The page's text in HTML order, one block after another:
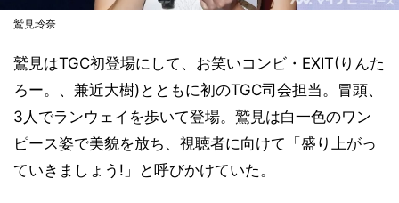
鷲見玲奈
鷲見はTGC初登場にして、お笑いコンビ・EXIT(りんた
ろー。、兼近大樹)とともに初のTGC司会担当。冒頭、
3人でランウェイを歩いて登場。鷲見は白一色のワン
ピース姿で美貌を放ち、視聴者に向けて「盛り上がっ
ていきましょう!」と呼びかけていた。